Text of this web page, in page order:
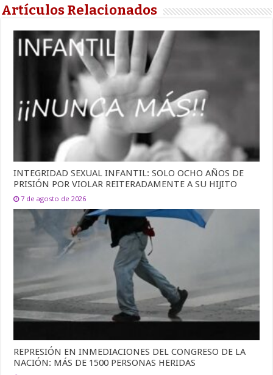
Artículos Relacionados
INTEGRIDAD SEXUAL INFANTIL: SOLO OCHO AÑOS DE
PRISIÓN POR VIOLAR REITERADAMENTE A SU HIJITO
7 de agosto de 2026
REPRESIÓN EN INMEDIACIONES DEL CONGRESO DE LA
NACIÓN: MÁS DE 1500 PERSONAS HERIDAS